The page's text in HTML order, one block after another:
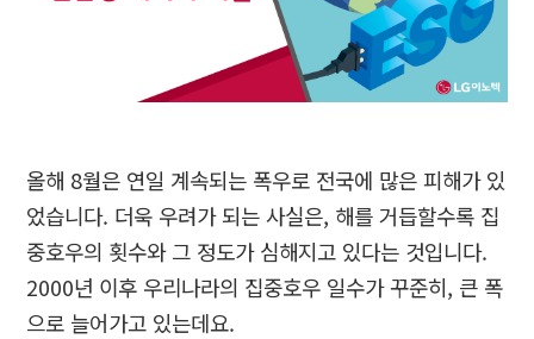
올해 8월은 연일 계속되는 폭우로 전국에 많은 피해가 있
었습니다. 더욱 우려가 되는 사실은, 해를 거듭할수록 집
중호우의 횟수와 그 정도가 심해지고 있다는 것입니다.
2000년 이후 우리나라의 집중호우 일수가 꾸준히, 큰 폭
으로 늘어가고 있는데요.